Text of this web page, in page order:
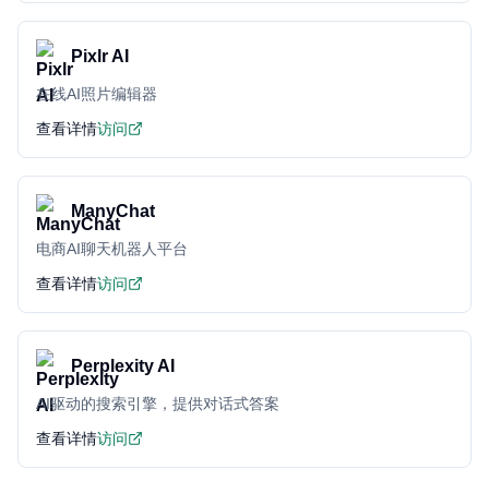
Pixlr AI
在线AI照片编辑器
查看详情访问
ManyChat
电商AI聊天机器人平台
查看详情访问
Perplexity AI
AI驱动的搜索引擎，提供对话式答案
查看详情访问